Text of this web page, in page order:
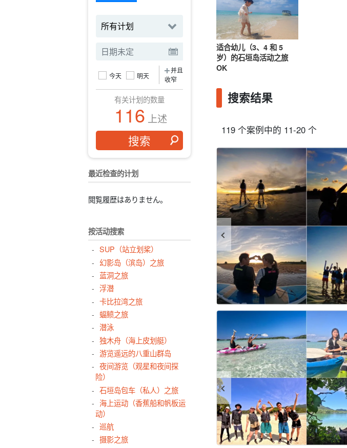
今天 明天
并且
收窄
有关计划的数量
116 上述
最近检查的计划
閲覧履歴はありません。
按活动搜索
SUP（站立划桨）
幻影岛（滨岛）之旅
蓝洞之旅
浮潜
卡比拉湾之旅
蝠鲼之旅
潜泳
独木舟（海上皮划艇）
游览遥远的八重山群岛
夜间游览（观星和夜间探
险）
石垣岛包车（私人）之旅
海上运动（香蕉船和帆板运
动）
巡航
摄影之旅
适合幼儿（3、4 和 5
岁）的石垣岛活动之旅
OK
搜索结果
119 个案例中的 11-20 个